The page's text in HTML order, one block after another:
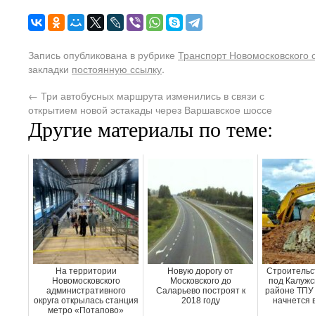
Запись опубликована в рубрике Транспорт Новомосковского
закладки постоянную ссылку.
← Три автобусных маршрута изменились в связи с
открытием новой эстакады через Варшавское шоссе
Другие материалы по теме:
На территории
Новомосковского
административного
округа открылась станция
метро «Потапово»
Новую дорогу от
Московского до
Саларьево построят к
2018 году
под
районе ТПУ
начнется